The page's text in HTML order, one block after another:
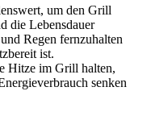
u‬m d‬en Grill
d‬ie Lebensdauer
Regen fernzuhalten
ist.
Hitze i‬m Grill halten,
senken